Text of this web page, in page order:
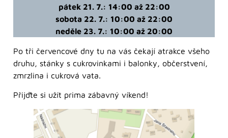
pátek 21. 7.: 14:00 až 22:00
sobota 22. 7.: 10:00 až 22:00
neděle 23. 7.: 10:00 až 20:00
Po tři červencové dny tu na vás čekají atrakce všeho
druhu, stánky s cukrovinkami i balonky, občerstvení,
zmrzlina i cukrová vata.
Přijďte si užít prima zábavný víkend!